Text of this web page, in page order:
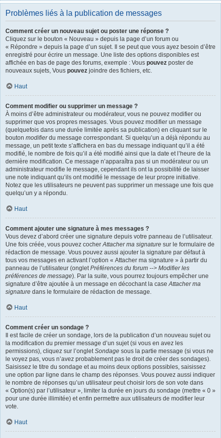
Problèmes liés à la publication de messages
Comment créer un nouveau sujet ou poster une réponse ?
Cliquez sur le bouton « Nouveau » depuis la page d’un forum ou
« Répondre » depuis la page d’un sujet. Il se peut que vous ayez besoin d’être
enregistré pour écrire un message. Une liste des options disponibles est
affichée en bas de page des forums, exemple : Vous pouvez poster de
nouveaux sujets, Vous pouvez joindre des fichiers, etc.
Haut
Comment modifier ou supprimer un message ?
À moins d’être administrateur ou modérateur, vous ne pouvez modifier ou
supprimer que vos propres messages. Vous pouvez modifier un message
(quelquefois dans une durée limitée après sa publication) en cliquant sur le
bouton modifierdu message correspondant. Si quelqu’un a déjà répondu au
message, un petit texte s’affichera en bas du message indiquant qu’il a été
modifié, le nombre de fois qu’il a été modifié ainsi que la date et l’heure de la
dernière modification. Ce message n’apparaîtra pas si un modérateur ou un
administrateur modifie le message, cependant ils ont la possibilité de laisser
une note indiquant qu’ils ont modifié le message de leur propre initiative.
Notez que les utilisateurs ne peuvent pas supprimer un message une fois que
quelqu’un y a répondu.
Haut
Comment ajouter une signature à mes messages ?
Vous devez d’abord créer une signature depuis votre panneau de l’utilisateur.
Une fois créée, vous pouvez cocherAttacher ma signature sur le formulaire de
rédaction de message. Vous pouvez aussi ajouter la signature par défaut à
tous vos messages en activant l’option « Attacher ma signature » à partir du
panneau de l’utilisateur (ongletPréférences du forum --> Modifier les
préférences de message). Par la suite, vous pourrez toujours empêcher une
signature d’être ajoutée à un message en décochant la caseAttacher ma
signature dans le formulaire de rédaction de message.
Haut
Comment créer un sondage ?
Il est facile de créer un sondage, lors de la publication d’un nouveau sujet ou
la modification du premier message d’un sujet (si vous en avez les
permissions), cliquez sur l’ongletSondage sous la partie message (si vous ne
le voyez pas, vous n’avez probablement pas le droit de créer des sondages).
Saisissez le titre du sondage et au moins deux options possibles, saisissez
une option par ligne dans le champ des réponses. Vous pouvez aussi indiquer
le nombre de réponses qu’un utilisateur peut choisir lors de son vote dans
« Option(s) par l’utilisateur », limiter la durée en jours du sondage (mettre « 0 »
pour une durée illimitée) et enfin permettre aux utilisateurs de modifier leur
vote.
Haut